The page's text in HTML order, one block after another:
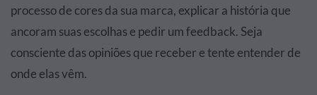
processo de cores da sua marca, explicar a história que
ancoram suas escolhas e pedir um feedback. Seja
consciente das opiniões que receber e tente entender de
onde elas vêm.